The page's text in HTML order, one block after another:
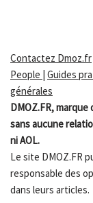
Contactez Dmoz.fr
People | Guides
générales
DMOZ.FR,
sans aucune
ni AOL.
Le site DMOZ.FR
responsable des
dans leurs articles.